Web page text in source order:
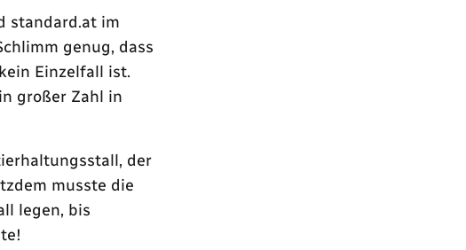
standard.at im
genug, dass
Einzelfall ist.
großer Zahl in
der
musste die
legen, bis